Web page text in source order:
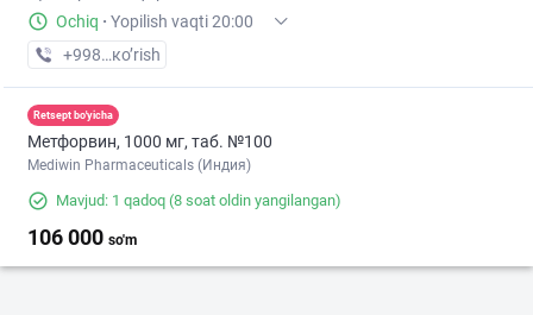
Ochiq · Yopilish vaqti 20:00
+998 (97) XXX-XX-XX
кo’rish
Retsept bo'yicha
Метфорвин, 1000 мг, таб. №100
Mediwin Pharmaceuticals (Индия)
Mavjud: 1 qadoq (8 soat oldin yangilangan)
106 000 so'm